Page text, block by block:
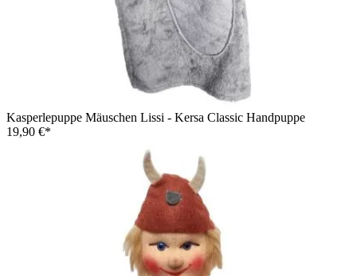
Kasperlepuppe Mäuschen Lissi - Kersa Classic Handpuppe
19,90 €*